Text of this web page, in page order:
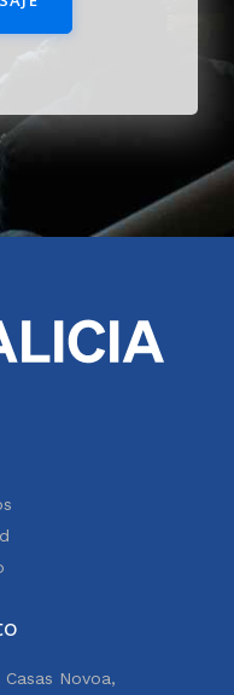
Novoa,